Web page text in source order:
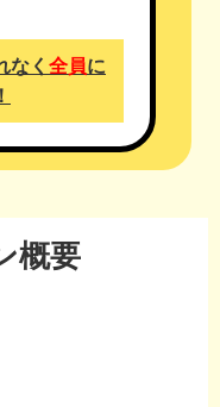
なく 全員に
概要